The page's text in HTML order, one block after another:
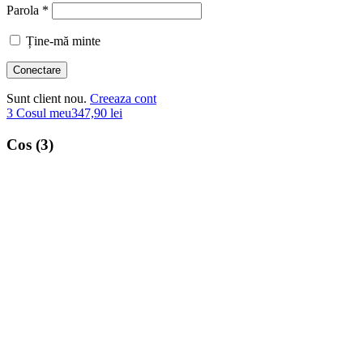
Parola *
Ține-mă minte
Sunt client nou. Creeaza cont
3 Cosul meu347,90 lei
Cos (3)